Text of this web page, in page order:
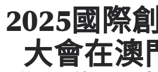
2025國際
大會在澳